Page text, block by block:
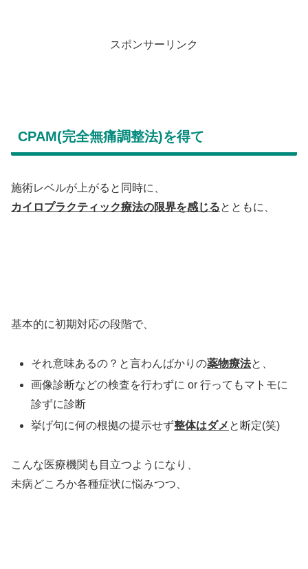
スポンサーリンク
CPAM(完全無痛調整法)を得て
施術レベルが上がると同時に、
カイロプラクティック療法の限界を感じるとともに、
基本的に初期対応の段階で、
それ意味あるの？と言わんばかりの薬物療法と、
画像診断などの検査を行わずに or 行ってもマトモに
診ずに診断
挙げ句に何の根拠の提示せず整体はダメ と断定(笑)
こんな医療機関も目立つようになり、
未病どころか各種症状に悩みつつ、